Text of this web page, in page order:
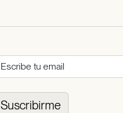
Suscribirme